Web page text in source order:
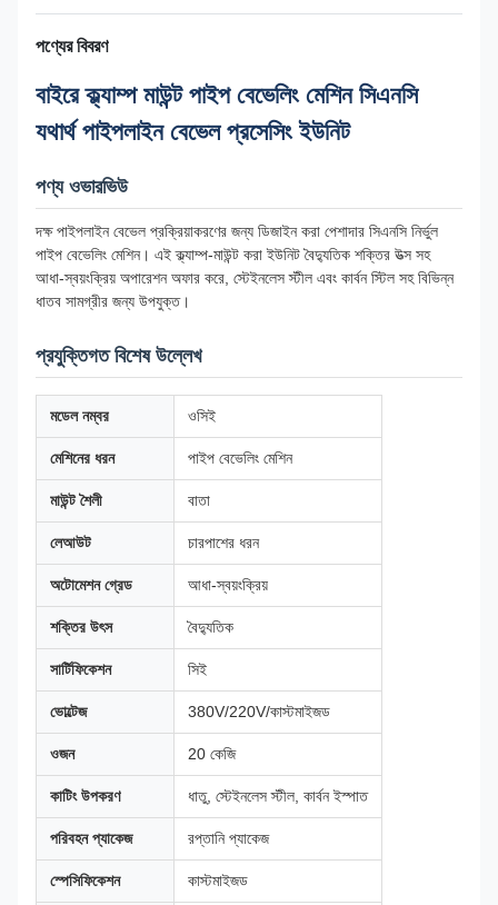
পণ্যের বিবরণ
বাইরে ক্ল্যাম্প মাউন্ট পাইপ বেভেলিং মেশিন সিএনসি
যথার্থ পাইপলাইন বেভেল প্রসেসিং ইউনিট
পণ্য ওভারভিউ
দক্ষ পাইপলাইন বেভেল প্রক্রিয়াকরণের জন্য ডিজাইন করা পেশাদার সিএনসি নির্ভুল
পাইপ বেভেলিং মেশিন। এই ক্ল্যাম্প-মাউন্ট করা ইউনিট বৈদ্যুতিক শক্তির উত্স সহ
আধা-স্বয়ংক্রিয় অপারেশন অফার করে, স্টেইনলেস স্টীল এবং কার্বন স্টিল সহ বিভিন্ন
ধাতব সামগ্রীর জন্য উপযুক্ত।
প্রযুক্তিগত বিশেষ উল্লেখ
মডেল নম্বর ওসিই
মেশিনের ধরন পাইপ বেভেলিং মেশিন
মাউন্ট শৈলী বাতা
লেআউট চারপাশের ধরন
অটোমেশন গ্রেড আধা-স্বয়ংক্রিয়
শক্তির উৎস বৈদ্যুতিক
সার্টিফিকেশন সিই
ভোল্টেজ 380V/220V/কাস্টমাইজড
ওজন 20 কেজি
কাটিং উপকরণ ধাতু, স্টেইনলেস স্টীল, কার্বন ইস্পাত
পরিবহন প্যাকেজ রপ্তানি প্যাকেজ
স্পেসিফিকেশন কাস্টমাইজড